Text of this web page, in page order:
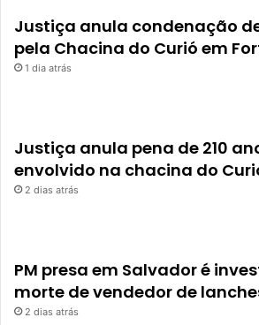
Justiça anula condenação de
pela Chacina do Curió em
1 dia atrás
Justiça anula pena de 210
envolvido na chacina do
2 dias atrás
PM presa em Salvador é
morte de vendedor de
2 dias atrás